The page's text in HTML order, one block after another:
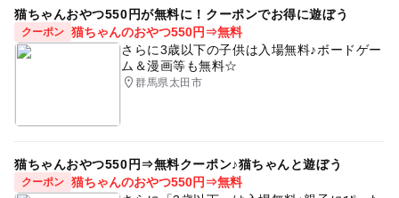
の相談をご希望される方が対象です。
無料相談は、当社にて提携している保険代理店によるサー
写真データのお渡しはファイナンシャルプランナー相談後
2週間程度でお届けします。
予約制イベントのため、欠席や遅刻のないようお願いいた
します。
い、14日以上体温が37.5°Cを超えていないことを確認し
た上で、勤務を行っております。体温が37.5°Cを超えてい
る場合は勤務せず、自宅にて安静にするよう指示しており
■消毒清掃の徹底
■感染症予防に関する知識習得の徹底
厚労省発行の「保育所における感染症対策ガイドライン」
都内 テディベア くまベビー 夏休み 撮影会
猫ちゃんおやつ550円が無料に！クーポンでお得に遊ぼう
クーポン 猫ちゃんのおやつ550円⇒無料
さらに3歳以下の子供は入場無料♪ボードゲー
ム＆漫画等も無料☆
群馬県太田市
猫ちゃんおやつ550円⇒無料クーポン♪猫ちゃんと遊ぼう
クーポン 猫ちゃんのおやつ550円⇒無料